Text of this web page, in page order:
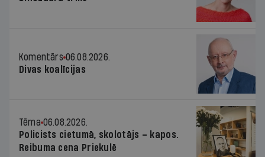
Komentārs 06.08.2026.
Divas koalīcijas
Tēma 06.08.2026.
Policists cietumā, skolotājs – kapos.
Reibuma cena Priekulē